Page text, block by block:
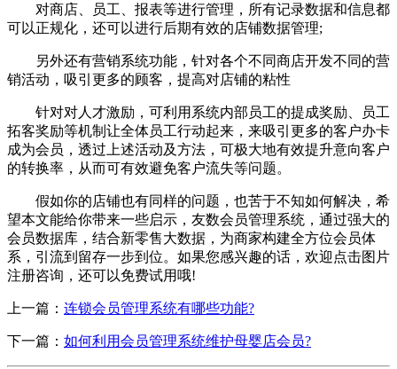
对商店、员工、报表等进行管理，所有记录数据和信息都
可以正规化，还可以进行后期有效的店铺数据管理;
另外还有营销系统功能，针对各个不同商店开发不同的营
销活动，吸引更多的顾客，提高对店铺的粘性
针对对人才激励，可利用系统内部员工的提成奖励、员工
拓客奖励等机制让全体员工行动起来，来吸引更多的客户办卡
成为会员，透过上述活动及方法，可极大地有效提升意向客户
的转换率，从而可有效避免客户流失等问题。
假如你的店铺也有同样的问题，也苦于不知如何解决，希
望本文能给你带来一些启示，友数会员管理系统，通过强大的
会员数据库，结合新零售大数据，为商家构建全方位会员体
系，引流到留存一步到位。如果您感兴趣的话，欢迎点击图片
注册咨询，还可以免费试用哦!
上一篇： 连锁会员管理系统有哪些功能?
下一篇： 如何利用会员管理系统维护母婴店会员?